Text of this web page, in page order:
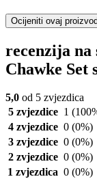
Ocijeniti ovaj
recenzija na
Chawke Set
5,0 od 5 zvjezdica
5 zvjezdice 1
4 zvjezdice 0 (0%)
3 zvjezdice 0 (0%)
2 zvjezdice 0 (0%)
1 zvjezdica 0 (0%)